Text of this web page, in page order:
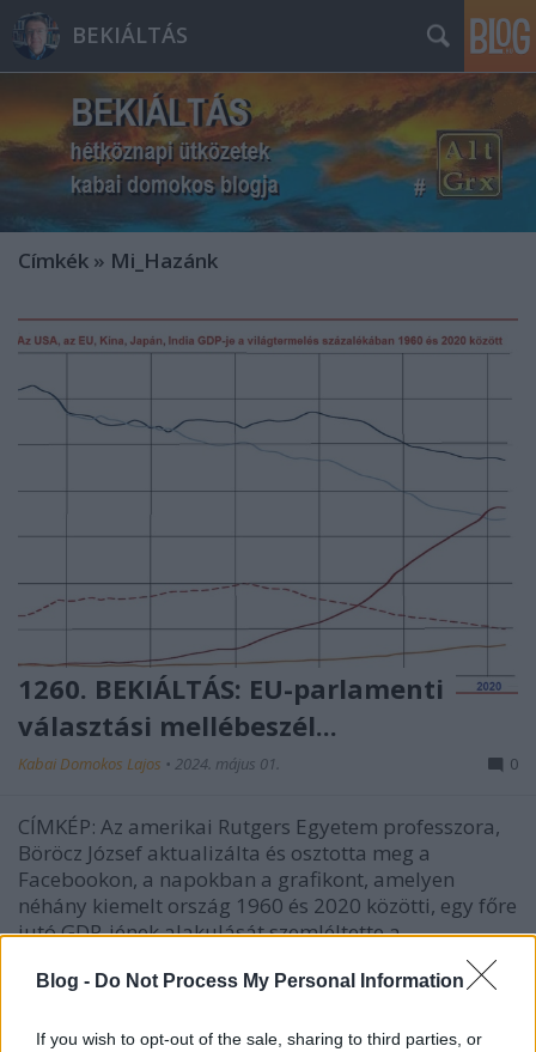
Blog - Do Not Process My Personal Information
If you wish to opt-out of the sale, sharing to third parties, or
BEKIÁLTÁS
Címkék » Mi_Hazánk
1260. BEKIÁLTÁS: EU-parlamenti
választási mellébeszél...
Kabai Domokos Lajos • 2024. május 01. 0
CÍMKÉP: Az amerikai Rutgers Egyetem professzora,
Böröcz József aktualizálta és osztotta meg a
Facebookon, a napokban a grafikont, amelyen
néhány kiemelt ország 1960 és 2020 közötti, egy főre
jutó GDP-jének alakulását szemléltette a
világtermelés százalékában. [USA (sötétkék), EU
(világoskék), Kína…